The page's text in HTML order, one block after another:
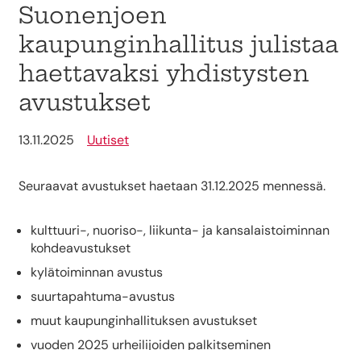
Suonenjoen
kaupunginhallitus julistaa
haettavaksi yhdistysten
avustukset
13.11.2025 Uutiset
Seuraavat avustukset haetaan 31.12.2025 mennessä.
kulttuuri-, nuoriso-, liikunta- ja kansalaistoiminnan
kohdeavustukset
kylätoiminnan avustus
suurtapahtuma-avustus
muut kaupunginhallituksen avustukset
vuoden 2025 urheilijoiden palkitseminen